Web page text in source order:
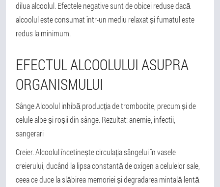
dilua alcoolul. Efectele negative sunt de obicei reduse dacă
alcoolul este consumat într-un mediu relaxat și fumatul este
redus la minimum.
EFECTUL ALCOOLULUI ASUPRA
ORGANISMULUI
Sânge.Alcoolul inhibă producția de trombocite, precum și de
celule albe și roșii din sânge. Rezultat: anemie, infectii,
sangerari
Creier. Alcoolul încetinește circulația sângelui în vasele
creierului, ducând la lipsa constantă de oxigen a celulelor sale,
ceea ce duce la slăbirea memoriei și degradarea mintală lentă